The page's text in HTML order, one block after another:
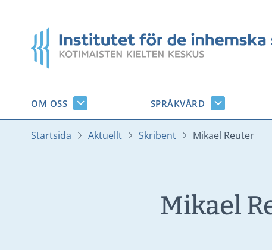
innehåll
Startsida
OM OSS
Om
oss
undersidor
SPRÅKVÅRD
Språkvård
undersidor
Startsida
Aktuellt Skribent Mikael Reuter
Mikael